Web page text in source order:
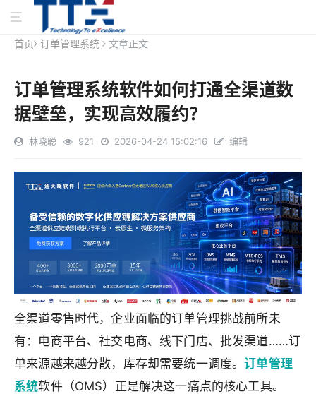
首页 订单管理系统 文章正文
订单管理系统软件如何打通全渠道数
据壁垒，实现高效履约？
林晓聪 921 2026-04-24 15:02:16 编辑
全渠道零售时代，企业面临的订单管理挑战前所未
有：电商平台、社交电商、线下门店、批发渠道……订
单来源越来越分散，库存却需要统一调度。订单管理
系统软件（OMS）正是解决这一痛点的核心工具。